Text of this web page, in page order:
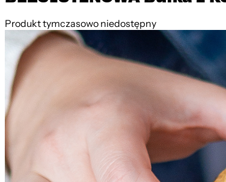
Produkt tymczasowo niedostępny